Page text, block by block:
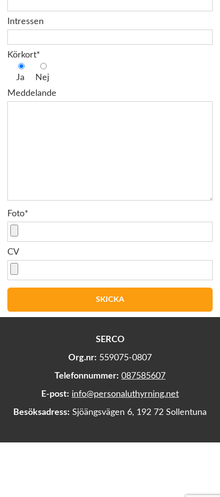
Intressen
Körkort*
Ja
Nej
Meddelande
Foto*
CV
SERCO
Org.nr: 559075-0807
Telefonnummer: 087585607
E-post: info@personaluthyrning.net
Besöksadress: Sjöängsvägen 6, 192 72 Sollentuna